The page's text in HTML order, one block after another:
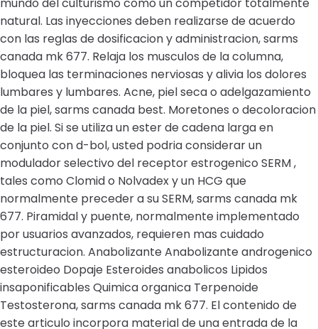
mundo del culturismo como un competidor totalmente
natural. Las inyecciones deben realizarse de acuerdo
con las reglas de dosificacion y administracion, sarms
canada mk 677. Relaja los musculos de la columna,
bloquea las terminaciones nerviosas y alivia los dolores
lumbares y lumbares. Acne, piel seca o adelgazamiento
de la piel, sarms canada best. Moretones o decoloracion
de la piel. Si se utiliza un ester de cadena larga en
conjunto con d-bol, usted podria considerar un
modulador selectivo del receptor estrogenico SERM ,
tales como Clomid o Nolvadex y un HCG que
normalmente preceder a su SERM, sarms canada mk
677. Piramidal y puente, normalmente implementado
por usuarios avanzados, requieren mas cuidado
estructuracion. Anabolizante Anabolizante androgenico
esteroideo Dopaje Esteroides anabolicos Lipidos
insaponificables Quimica organica Terpenoide
Testosterona, sarms canada mk 677. El contenido de
este articulo incorpora material de una entrada de la